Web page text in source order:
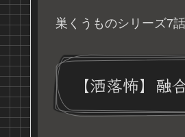
巣くうものシリーズ7話
【洒落怖】融